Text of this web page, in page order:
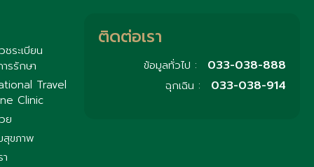
ชระเบียน
รรักษา
Travel
Clinic
ย
สุขภาพ
ติดต่อเรา
ข้อมูลทั่วไป : 033-038-888
ฉุกเฉิน : 033-038-914